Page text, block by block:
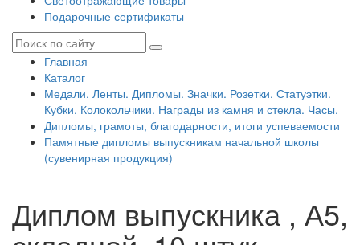
Подарочные сертификаты
Главная
Каталог
Медали. Ленты. Дипломы. Значки. Розетки. Статуэтки.
Кубки. Колокольчики. Награды из камня и стекла. Часы.
Дипломы, грамоты, благодарности, итоги успеваемости
Памятные дипломы выпускникам начальной школы
(сувенирная продукция)
Диплом выпускника , А5,